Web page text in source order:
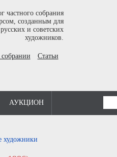
частного собрания
созданным для
и советских
художников.
Статьи
АУКЦИОН
художники